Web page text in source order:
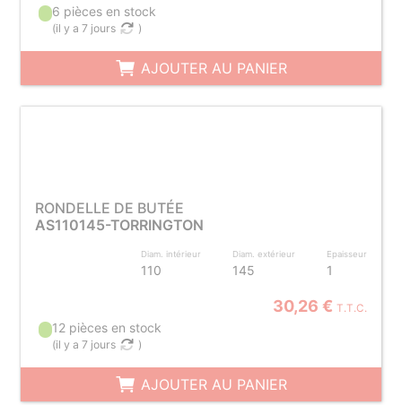
6 pièces en stock
(il y a 7 jours )
AJOUTER AU PANIER
RONDELLE DE BUTÉE
AS110145-TORRINGTON
Diam. intérieur
110
Diam. extérieur
145
Epaisseur
1
30,26 € T.T.C.
12 pièces en stock
(il y a 7 jours )
AJOUTER AU PANIER